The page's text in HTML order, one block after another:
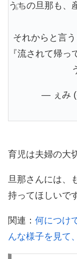
うちの旦那も、
それからと言
『流されて帰
— ぇみ
育児は夫婦の大
旦那さんには、
持ってほしいで
関連： 何につけ
んな様子を見て